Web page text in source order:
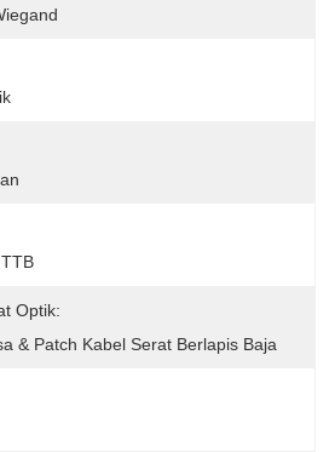
Optik:
& Patch Kabel Serat Berlapis Baja